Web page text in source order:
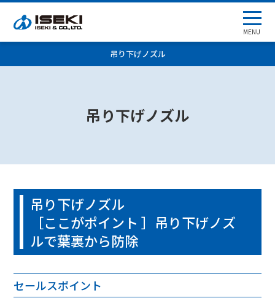
MENU
吊り下げノズル
吊り下げノズル
吊り下げノズル
［ここがポイント ］吊り下げノズ
ルで葉裏から防除
セールスポイント